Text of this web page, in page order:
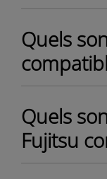
Quels
Quels
Fujitsu